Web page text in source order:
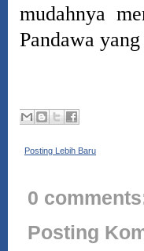
mudahnya
Pandawa
Posting Lebih Baru
0
Posting